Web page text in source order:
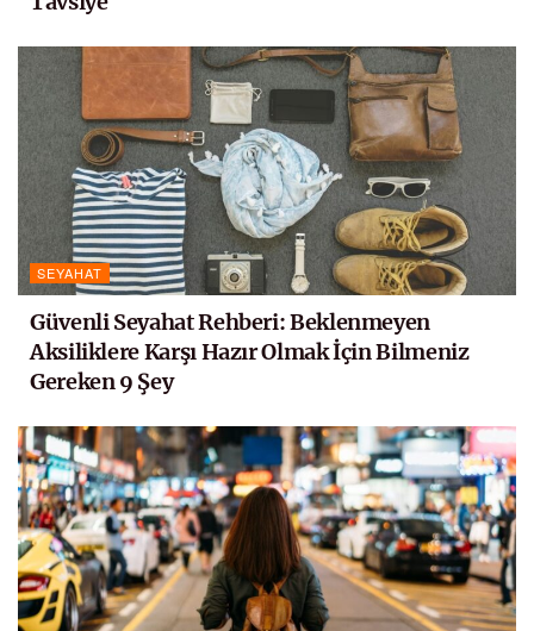
SEYAHAT
Güvenli Seyahat Rehberi: Beklenmeyen
Aksiliklere Karşı Hazır Olmak İçin Bilmeniz
Gereken 9 Şey